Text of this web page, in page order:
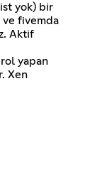
yok) bir
ve fivemda
Aktif
rol yapan
Xen